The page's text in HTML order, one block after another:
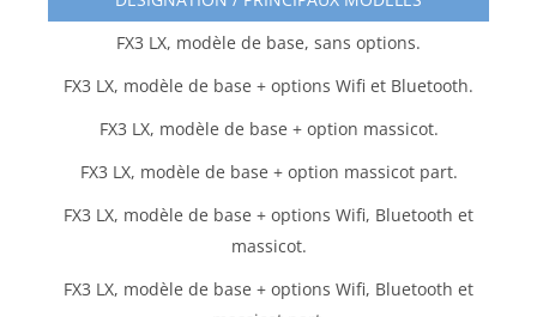
FX3 LX, modèle de base, sans options.
FX3 LX, modèle de base + options Wifi et Bluetooth.
FX3 LX, modèle de base + option massicot.
FX3 LX, modèle de base + option massicot part.
FX3 LX, modèle de base + options Wifi, Bluetooth et
massicot.
FX3 LX, modèle de base + options Wifi, Bluetooth et